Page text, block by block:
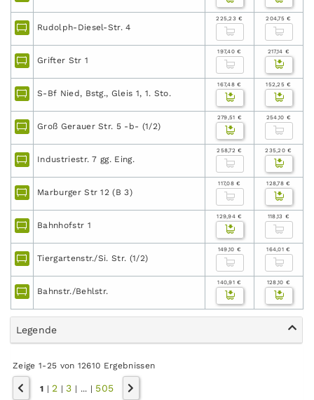
Rudolph-Diesel-Str. 4
225,23 € 204,75 €
Grifter Str 1
197,40 € 217,14 €
S-Bf Nied, Bstg., Gleis 1, 1. Sto.
167,48 € 152,25 €
Groß Gerauer Str. 5 -b- (1/2)
279,51 € 254,10 €
Industriestr. 7 gg. Eing.
258,72 € 235,20 €
Marburger Str 12 (B 3)
117,08 € 128,78 €
Bahnhofstr 1
129,94 € 118,13 €
Tiergartenstr./Si. Str. (1/2)
149,10 € 164,01 €
Bahnstr./Behlstr.
140,91 € 128,10 €
Legende
Zeige 1-25 von 12610 Ergebnissen
1 | 2 |3 | ... | 505